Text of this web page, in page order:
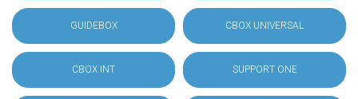
GUIDEBOX CBOX UNIVERSAL
CBOX INT SUPPORT ONE